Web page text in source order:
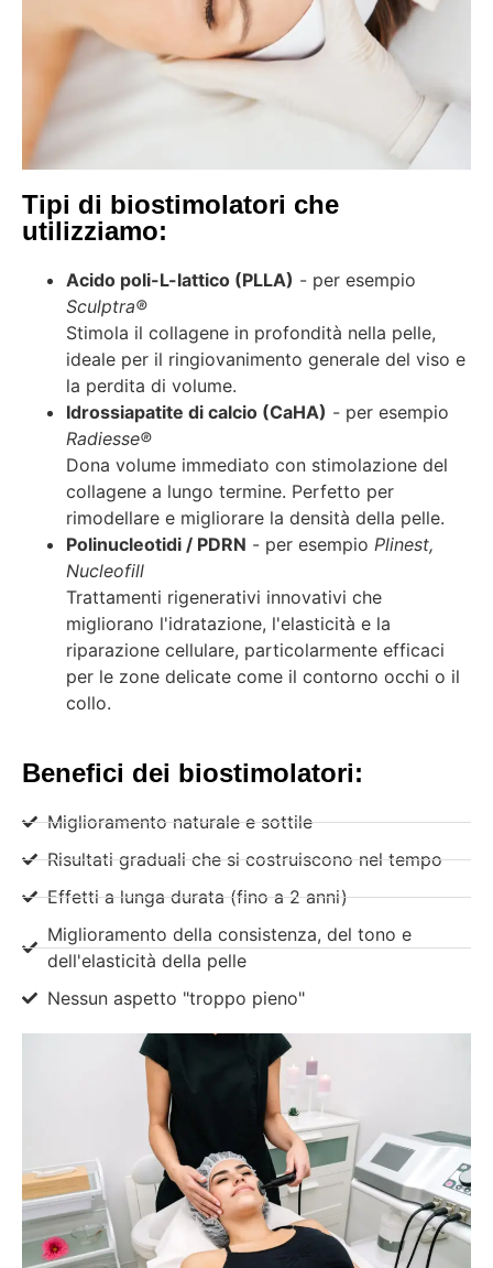
Tipi di biostimolatori che
utilizziamo:
Acido poli-L-lattico (PLLA) - per esempio
Sculptra®
Stimola il collagene in profondità nella pelle,
ideale per il ringiovanimento generale del viso e
la perdita di volume.
Idrossiapatite di calcio (CaHA) - per esempio
Radiesse®
Dona volume immediato con stimolazione del
collagene a lungo termine. Perfetto per
rimodellare e migliorare la densità della pelle.
Polinucleotidi / PDRN - per esempio Plinest,
Nucleofill
Trattamenti rigenerativi innovativi che
migliorano l'idratazione, l'elasticità e la
riparazione cellulare, particolarmente efficaci
per le zone delicate come il contorno occhi o il
collo.
Benefici dei biostimolatori:
Miglioramento naturale e sottile
Risultati graduali che si costruiscono nel tempo
Effetti a lunga durata (fino a 2 anni)
Miglioramento della consistenza, del tono e
dell'elasticità della pelle
Nessun aspetto "troppo pieno"